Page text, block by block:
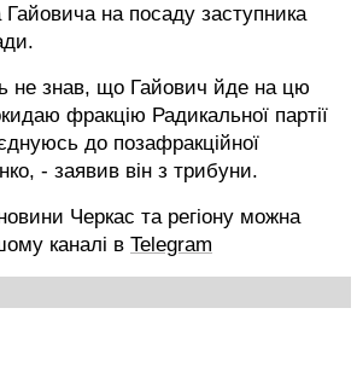
на посаду заступника
не знав, що Гайович йде на цю
фракцію Радикальної партії
до позафракційної
- заявив він з трибуни.
Черкас та регіону можна
каналі в Telegram